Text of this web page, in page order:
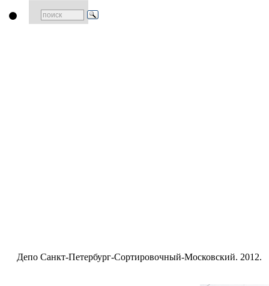
Депо Санкт-Петербург-Сортировочный-Московский. 2012.